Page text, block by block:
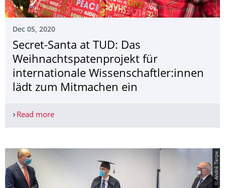
Dec 05, 2020
Secret-Santa at TUD: Das
Weihnachtspa­tenprojekt für
internationale Wissenschaftler:innen
lädt zum Mitmachen ein
Read moreSecret-Santa at TUD: Das
© André Terpe